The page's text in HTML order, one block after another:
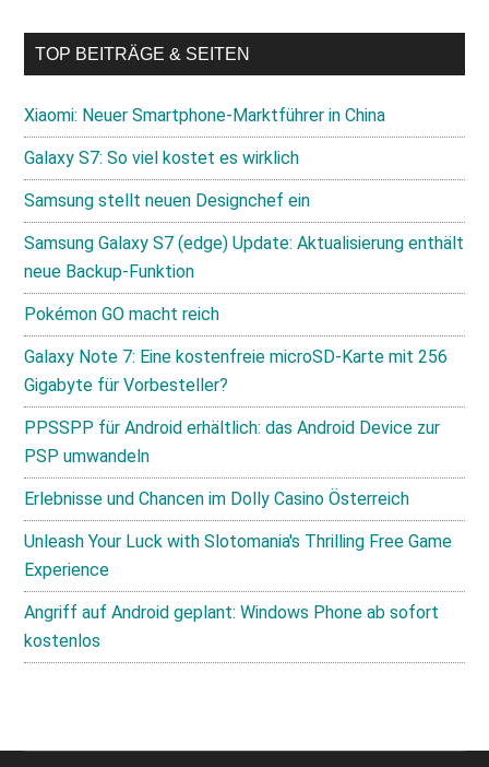
TOP BEITRÄGE & SEITEN
Xiaomi: Neuer Smartphone-Marktführer in China
Galaxy S7: So viel kostet es wirklich
Samsung stellt neuen Designchef ein
Samsung Galaxy S7 (edge) Update: Aktualisierung enthält
neue Backup-Funktion
Pokémon GO macht reich
Galaxy Note 7: Eine kostenfreie microSD-Karte mit 256
Gigabyte für Vorbesteller?
PPSSPP für Android erhältlich: das Android Device zur
PSP umwandeln
Erlebnisse und Chancen im Dolly Casino Österreich
Unleash Your Luck with Slotomania's Thrilling Free Game
Experience
Angriff auf Android geplant: Windows Phone ab sofort
kostenlos